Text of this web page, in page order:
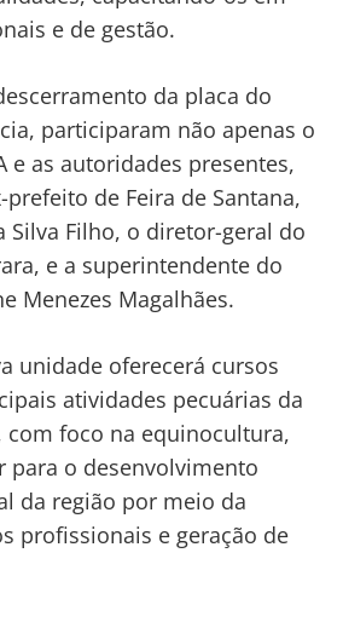
e de gestão.
da placa do
participaram não apenas o
e as autoridades presentes,
de Feira de Santana,
Silva Filho, o diretor-geral do
e a superintendente do
Menezes Magalhães.
unidade oferecerá cursos
atividades pecuárias da
com foco na equinocultura,
para o desenvolvimento
da região por meio da
profissionais e geração de